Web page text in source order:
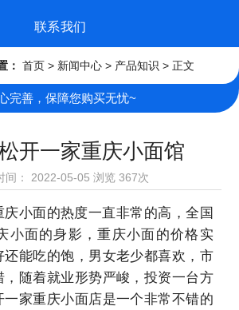
联系我们
： 首页 > 新闻中心 > 产品知识 > 正文
完善，保障您购买无忧~
开一家重庆小面馆
间： 2022-05-05 浏览 367次
面的热度一直非常的高，全国
小面的身影，重庆小面的价格实
还能吃的饱，男女老少都喜欢，市
，随着就业形势严峻，投资一台方
一家重庆小面店是一个非常不错的